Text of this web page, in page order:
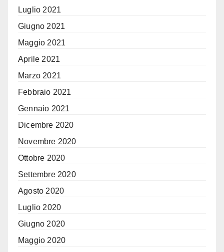
Luglio 2021
Giugno 2021
Maggio 2021
Aprile 2021
Marzo 2021
Febbraio 2021
Gennaio 2021
Dicembre 2020
Novembre 2020
Ottobre 2020
Settembre 2020
Agosto 2020
Luglio 2020
Giugno 2020
Maggio 2020